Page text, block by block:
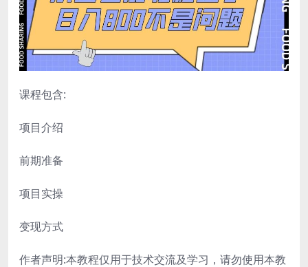
课程包含:
项目介绍
前期准备
项目实操
变现方式
作者声明:本教程仅用于技术交流及学习，请勿使用本教